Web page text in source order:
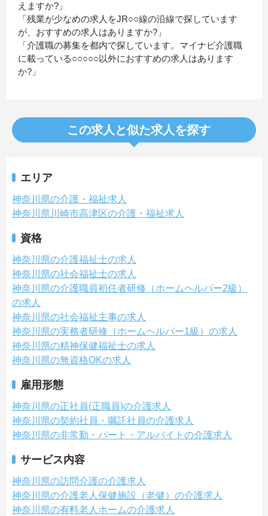
えますか?」
「残業が少なめの求人をJR○○線の沿線で探しています
が、おすすめの求人はありますか?」
「介護職の募集を都内で探しています。マイナビ介護職
に載っている○○○○○以外におすすめの求人はあります
か?」
この求人と似た求人を探す
エリア
神奈川県の介護・福祉求人
神奈川県川崎市高津区の介護・福祉求人
資格
神奈川県の介護福祉士の求人
神奈川県の社会福祉士の求人
神奈川県の介護職員初任者研修（ホームヘルパー2級）
の求人
神奈川県の社会福祉主事の求人
神奈川県の実務者研修（ホームヘルパー1級）の求人
神奈川県の精神保健福祉士の求人
神奈川県の無資格OKの求人
雇用形態
神奈川県の正社員(正職員)の介護求人
神奈川県の契約社員・嘱託社員の介護求人
神奈川県の非常勤・パート・アルバイトの介護求人
サービス内容
神奈川県の訪問介護の介護求人
神奈川県の介護老人保健施設（老健）の介護求人
神奈川県の有料老人ホームの介護求人